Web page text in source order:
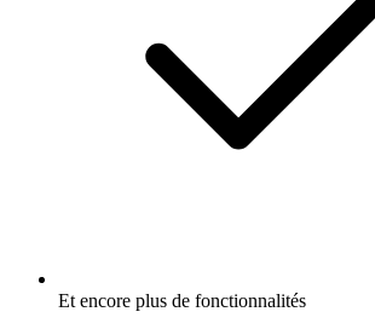
Et encore plus de fonctionnalités